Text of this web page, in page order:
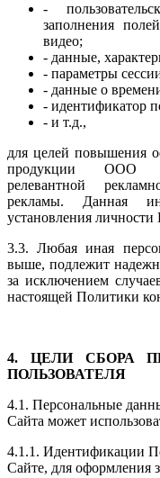
-
заполнения
видео;
- данные,
- параметры
- данные о
- идентификатор
- и т.д.,
для целей повышения
продукции ООО
релевантной
рекламы. Данная
установления личности
3.3. Любая иная
выше, подлежит
за исключением
настоящей Политики
4. ЦЕЛИ СБОРА
ПОЛЬЗОВАТЕЛЯ
4.1. Персональные
Сайта может
4.1.1. Идентификации
Сайте, для оформления